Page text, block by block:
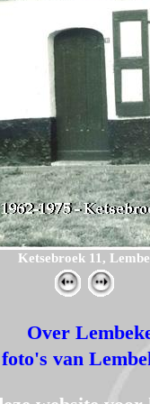
Ketsebroek 11,
Over
van